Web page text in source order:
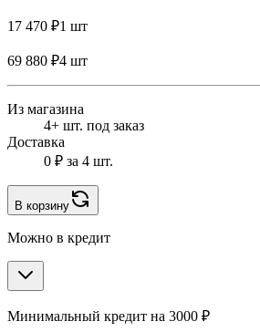
17 470 ₽1 шт
69 880 ₽4 шт
Из магазина
4+ шт. под заказ
Доставка
0 ₽ за 4 шт.
В корзину
Можно в кредит
Минимальный кредит на 3000 ₽